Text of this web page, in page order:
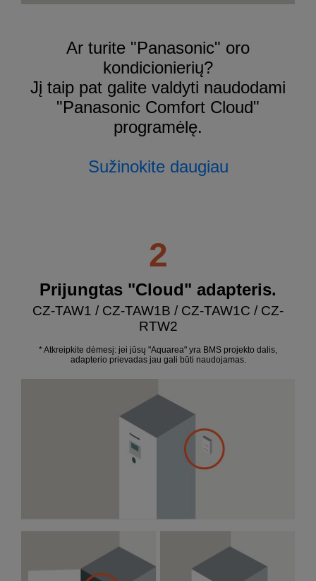
Ar turite "Panasonic" oro
kondicionierių?
Jį taip pat galite valdyti naudodami
"Panasonic Comfort Cloud"
programėlę.
Sužinokite daugiau
2
Prijungtas "Cloud" adapteris.
CZ-TAW1 / CZ-TAW1B / CZ-TAW1C / CZ-
RTW2
* Atkreipkite dėmesį: jei jūsų "Aquarea" yra BMS projekto dalis,
adapterio prievadas jau gali būti naudojamas.